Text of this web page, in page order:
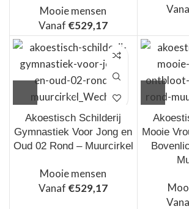
Mooie mensen
Vanaf €529,17
Akoestisch Schilderij
Gymnastiek Voor Jong en
Oud 02 Rond – Muurcirkel
Mooie mensen
Vanaf €529,17
Mooie